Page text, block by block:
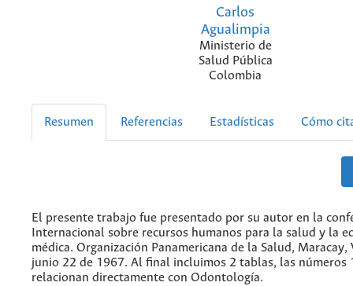
Carlos
Agualimpia
Ministerio de
Salud Pública
Colombia
Resumen Referencias Estadísticas Cómo
El presente trabajo fue presentado por su autor en la
Internacional sobre recursos humanos para la salud y la
médica. Organización Panamericana de la Salud, Maracay,
junio 22 de 1967. Al final incluimos 2 tablas, las números
relacionan directamente con Odontología.